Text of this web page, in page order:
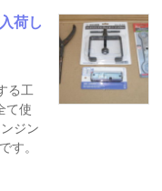
荷し
る工
て使
ジン
す。